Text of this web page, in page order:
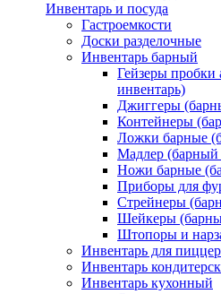
Инвентарь и посуда
Гастроемкости
Доски разделочные
Инвентарь барный
Гейзеры пробки
инвентарь)
Джиггеры
Контейнеры
Ложки барные
Мадлер (барный
Ножи барные
Приборы для
Стрейнеры
Шейкеры
Штопоры и
Инвентарь для
Инвентарь
Инвентарь кухонный